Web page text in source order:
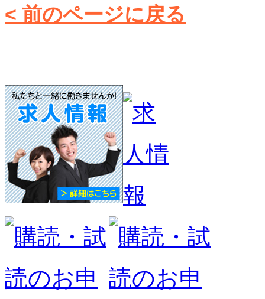
< 前のページに戻る